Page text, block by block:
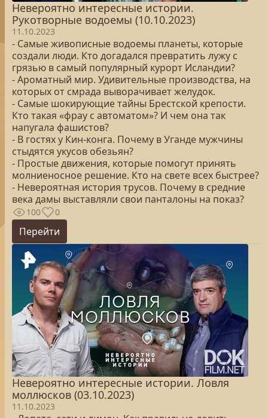
Невероятно интересные истории.
Рукотворные водоемы (10.10.2023)
11.10.2023
- Самые живописные водоемы планеты, которые
создали люди. Кто догадался превратить лужу с
грязью в самый популярный курорт Исландии?
- Ароматный мир. Удивительные производства, на
которых от смрада выворачивает желудок.
- Самые шокирующие тайны Брестской крепости.
Кто такая «фрау с автоматом»? И чем она так
напугала фашистов?
- В гостях у Кин-конга. Почему в Уганде мужчины
стыдятся укусов обезьян?
- Простые движения, которые помогут принять
молниеносное решение. Кто на свете всех быстрее?
- Невероятная история трусов. Почему в средние
века дамы выставляли свои панталоны на показ?
100 0
Перейти
Невероятно интересные истории. Ловля
моллюсков (03.10.2023)
11.10.2023